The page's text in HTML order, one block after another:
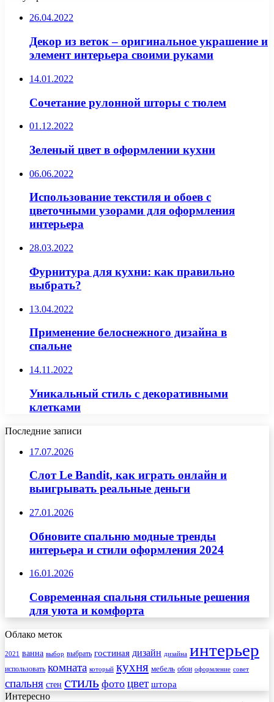
26.04.2022
Декор из веток – оригинальное украшение и
элемент интерьера своими руками
14.01.2022
Сочетание рулонной шторы с тюлем
01.12.2022
Зеленый цвет в оформлении кухни
06.06.2022
Использование текстиля и обоев с
цветочными узорами для оформления
интерьера
28.03.2022
Фурнитура для кухни: как правильно
выбрать?
13.04.2022
Применение белоснежного дизайна в
спальне
14.11.2022
Уникальный стиль с декоративными
клетками
Последние записи
17.07.2026
Слот Le Bandit, как играть онлайн и
выигрывать реальные деньги
27.01.2026
Обновите спальню модные тренды
интерьера и стили оформления 2024
16.01.2026
Современная спальня стильные решения
для уюта и комфорта
Облако меток
2021 ванна выбор выбрать гостиная дизайн дизайна интерьер
использовать комната который кухня мебель обои оформление совет
спальня стен стиль фото цвет штора
Интересно